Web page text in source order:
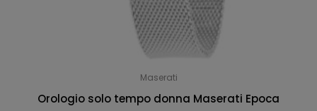
Maserati
Orologio solo tempo donna Maserati Epoca